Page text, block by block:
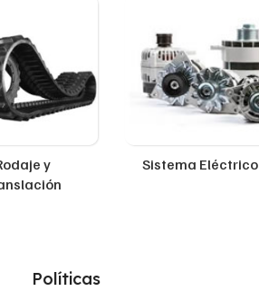
y
Sistema Eléctrico
Políticas